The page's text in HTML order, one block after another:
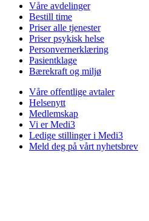
Våre avdelinger
Bestill time
Priser alle tjenester
Priser psykisk helse
Personvernerklæring
Pasientklage
Bærekraft og miljø
Våre offentlige avtaler
Helsenytt
Medlemskap
Vi er Medi3
Ledige stillinger i Medi3
Meld deg på vårt nyhetsbrev